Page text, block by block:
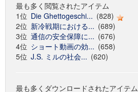
最も多く閲覧されたアイテム
1位 Die Ghettogeschi... (828)
2位 新冷戦期における... (689)
3位 通信の安全保障に... (676)
4位 ショート動画の効... (658)
5位 J.S. ミルの社会... (620)
最も多くダウンロードされたアイテム